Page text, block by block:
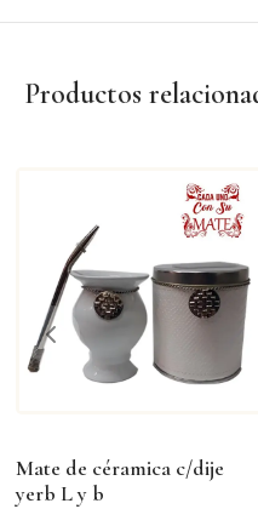
Productos
Mate de céramica c/dije
yerb L y b